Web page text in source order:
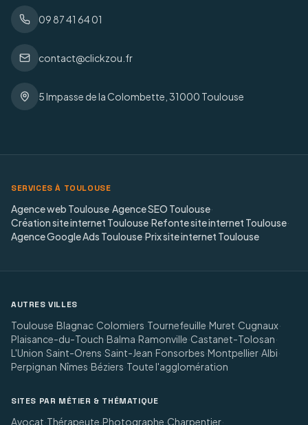
09 87 41 64 01
contact@clickzou.fr
5 Impasse de la Colombette, 31000 Toulouse
SERVICES À TOULOUSE
Agence web Toulouse·Agence SEO Toulouse·
Création site internet Toulouse·Refonte site internet Toulouse·
Agence Google Ads Toulouse·Prix site internet Toulouse
AUTRES VILLES
Toulouse·Blagnac·Colomiers·Tournefeuille·Muret·Cugnaux·
Plaisance-du-Touch·Balma·Ramonville·Castanet-Tolosan·
L'Union·Saint-Orens·Saint-Jean·Fonsorbes·Montpellier·Albi·
Perpignan·Nîmes·Béziers·Toute l'agglomération
SITES PAR MÉTIER & THÉMATIQUE
Avocat·Thérapeute·Photographe·Charpentier·